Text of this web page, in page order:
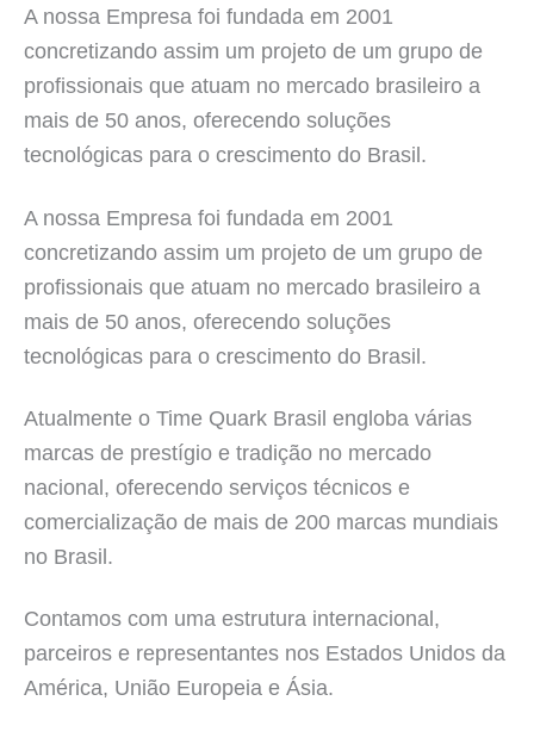
A nossa Empresa foi fundada em 2001
concretizando assim um projeto de um grupo de
profissionais que atuam no mercado brasileiro a
mais de 50 anos, oferecendo soluções
tecnológicas para o crescimento do Brasil.
A nossa Empresa foi fundada em 2001
concretizando assim um projeto de um grupo de
profissionais que atuam no mercado brasileiro a
mais de 50 anos, oferecendo soluções
tecnológicas para o crescimento do Brasil.
Atualmente o Time Quark Brasil engloba várias
marcas de prestígio e tradição no mercado
nacional, oferecendo serviços técnicos e
comercialização de mais de 200 marcas mundiais
no Brasil.
Contamos com uma estrutura internacional,
parceiros e representantes nos Estados Unidos da
América, União Europeia e Ásia.